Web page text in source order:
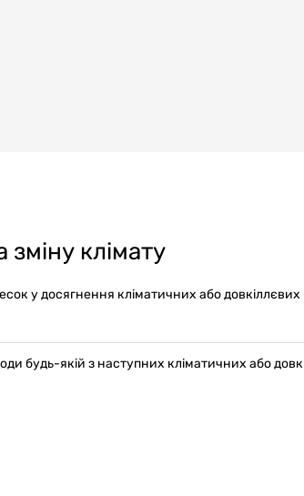
клімату
у досягнення кліматичних або довкіллєвих
будь-якій з наступних кліматичних або